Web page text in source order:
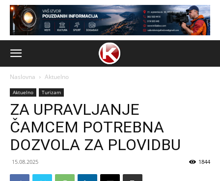
Naslovna Aktuelno
Aktuelno Turizam
ZA UPRAVLJANJE
ČAMCEM POTREBNA
DOZVOLA ZA PLOVIDBU
15.08.2025 1844